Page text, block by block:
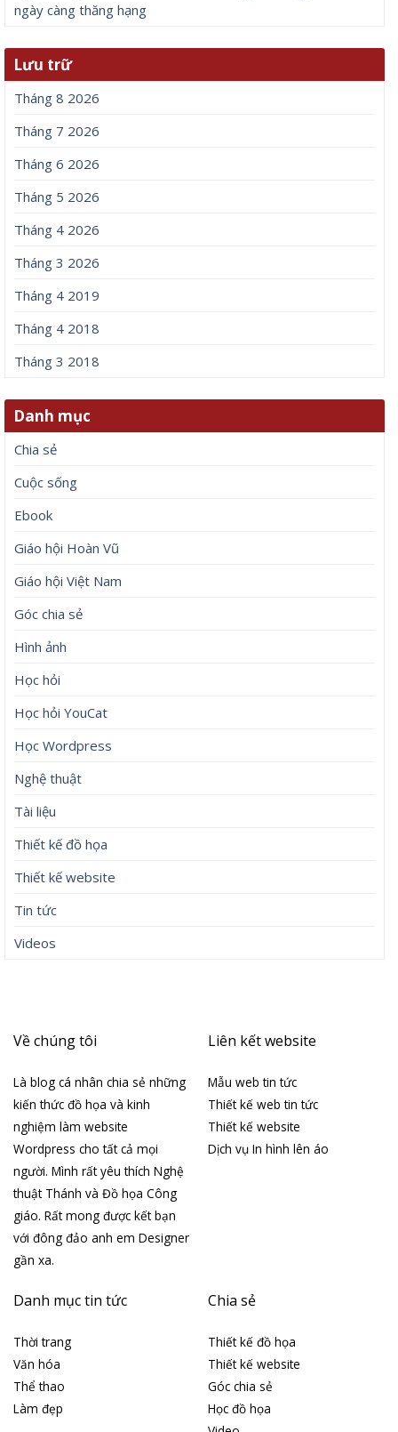
ngày càng thăng hạng
Lưu trữ
Tháng 8 2026
Tháng 7 2026
Tháng 6 2026
Tháng 5 2026
Tháng 4 2026
Tháng 3 2026
Tháng 4 2019
Tháng 4 2018
Tháng 3 2018
Danh mục
Chia sẻ
Cuộc sống
Ebook
Giáo hội Hoàn Vũ
Giáo hội Việt Nam
Góc chia sẻ
Hình ảnh
Học hỏi
Học hỏi YouCat
Học Wordpress
Nghệ thuật
Tài liệu
Thiết kế đồ họa
Thiết kế website
Tin tức
Videos
Về chúng tôi
Là blog cá nhân chia sẻ những
kiến thức đồ họa và kinh
nghiệm làm website
Wordpress cho tất cả mọi
người. Mình rất yêu thích Nghệ
thuật Thánh và Đồ họa Công
giáo. Rất mong được kết bạn
với đông đảo anh em Designer
gần xa.
Liên kết website
Mẫu web tin tức
Thiết kế web tin tức
Thiết kế website
Dịch vụ In hình lên áo
Danh mục tin tức
Thời trang
Văn hóa
Thể thao
Làm đẹp
Chia sẻ
Thiết kế đồ họa
Thiết kế website
Góc chia sẻ
Học đồ họa